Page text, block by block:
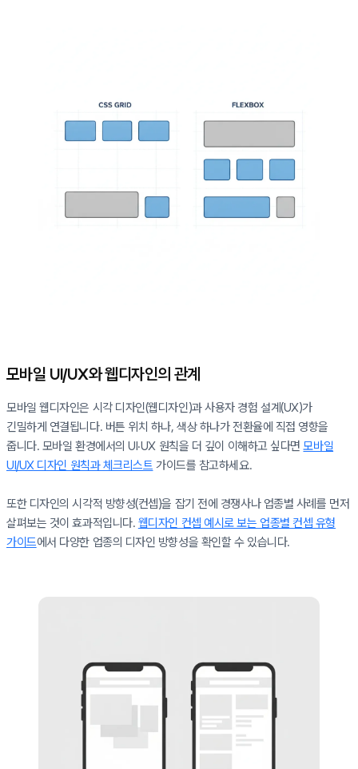
모바일 UI/UX와 웹디자인의 관계
모바일 웹디자인은 시각 디자인(웹디자인)과 사용자 경험 설계(UX)가
긴밀하게 연결됩니다. 버튼 위치 하나, 색상 하나가 전환율에 직접 영향을
줍니다. 모바일 환경에서의 UI·UX 원칙을 더 깊이 이해하고 싶다면모바일
UI/UX 디자인 원칙과 체크리스트 가이드를 참고하세요.
또한 디자인의 시각적 방향성(컨셉)을 잡기 전에 경쟁사나 업종별 사례를 먼저
살펴보는 것이 효과적입니다. 웹디자인 컨셉 예시로 보는 업종별 컨셉 유형
가이드에서 다양한 업종의 디자인 방향성을 확인할 수 있습니다.